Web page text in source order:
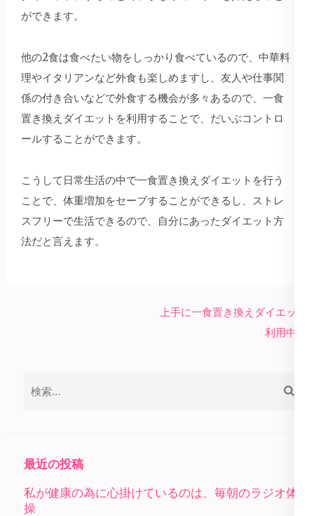
ができます。
他の2食は食べたい物をしっかり食べているので、中華料
理やイタリアンなど外食も楽しめますし、友人や仕事関
係の付き合いなどで外食する機会が多々あるので、一食
置き換えダイエットを利用することで、だいぶコントロ
ールすることができます。
こうして日常生活の中で一食置き換えダイエットを行う
ことで、体重増加をセーブすることができるし、ストレ
スフリーで生活できるので、自分にあったダイエット方
法だと言えます。
上手に一食置き換えダイエット
利用中！
最近の投稿
私が健康の為に心掛けているのは、毎朝のラジオ体
操